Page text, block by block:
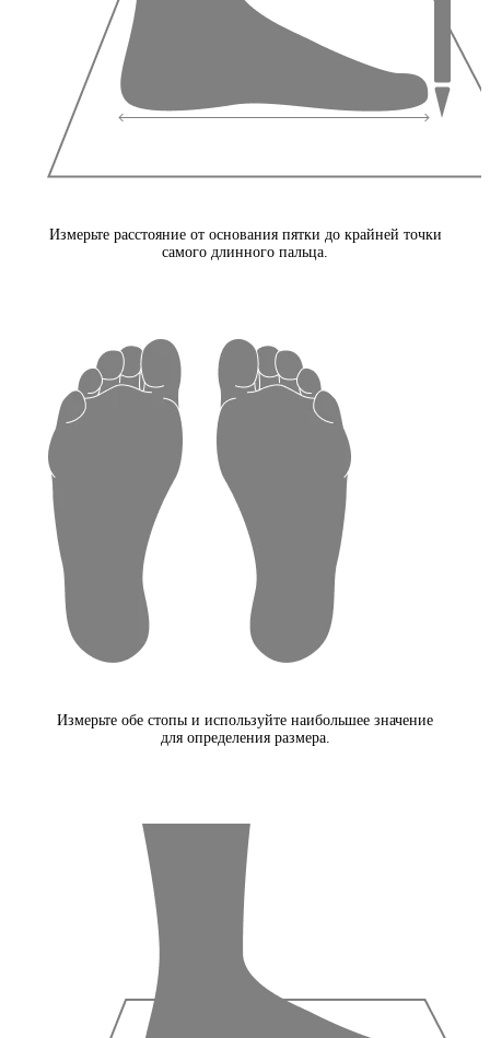
Измерьте расстояние от основания пятки до крайней точки
самого длинного пальца.
Измерьте обе стопы и используйте наибольшее значение
для определения размера.